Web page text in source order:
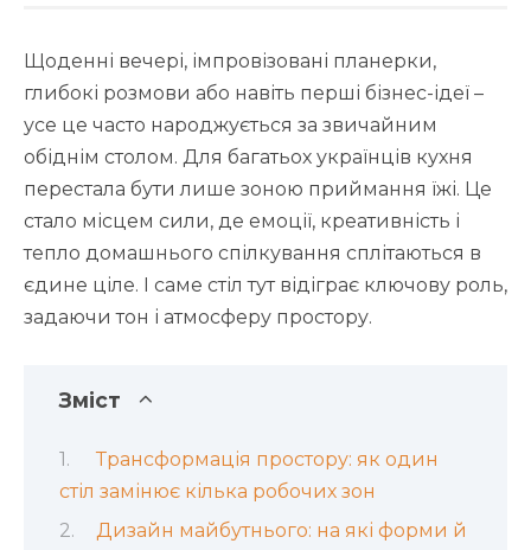
Щоденні вечері, імпровізовані планерки,
глибокі розмови або навіть перші бізнес-ідеї –
усе це часто народжується за звичайним
обіднім столом. Для багатьох українців кухня
перестала бути лише зоною приймання їжі. Це
стало місцем сили, де емоції, креативність і
тепло домашнього спілкування сплітаються в
єдине ціле. І саме стіл тут відіграє ключову роль,
задаючи тон і атмосферу простору.
Зміст
Трансформація простору: як один
стіл замінює кілька робочих зон
Дизайн майбутнього: на які форми й